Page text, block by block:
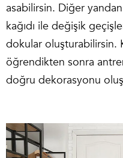
asabilirsin. Diğer
kağıdı ile değişik
dokular oluşturabilirsin.
öğrendikten sonra
doğru dekorasyonu